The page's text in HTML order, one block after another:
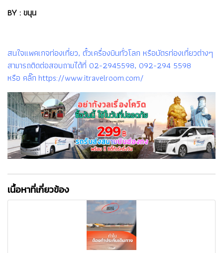
BY : ขนุน
สนใจแพคเกจท่องเที่ยว, ตั๋วเครื่องบินทั่วโลก หรือบัตรท่องเที่ยวต่างๆ
สามารถติดต่อสอบถามได้ที่ 02-2945598, 092-294 5598
หรือ คลิ๊ก https://www.itravelroom.com/
เนื้อหาที่เกี่ยวข้อง